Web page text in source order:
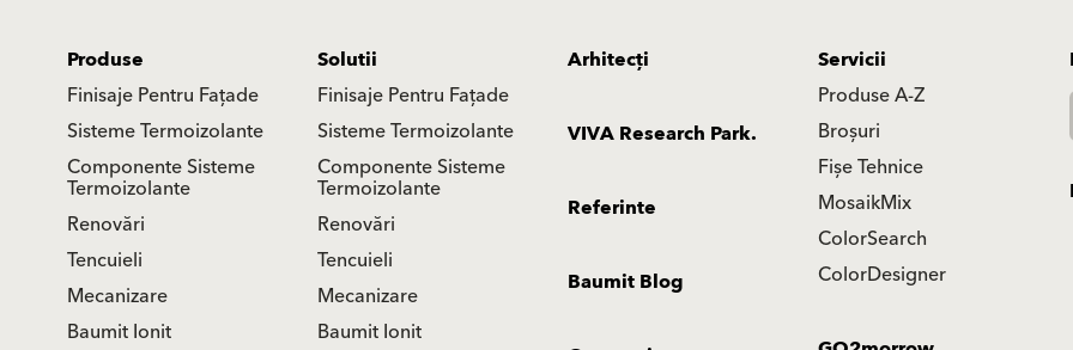
Produse
Finisaje Pentru Fațade
Sisteme Termoizolante
Componente Sisteme
Termoizolante
Renovări
Tencuieli
Mecanizare
Baumit Ionit
Solutii
Finisaje Pentru Fațade
Sisteme Termoizolante
Componente Sisteme
Termoizolante
Renovări
Tencuieli
Mecanizare
Baumit Ionit
Arhitecți
Servicii
Produse A-Z
Broșuri
Fișe Tehnice
MosaikMix
ColorSearch
ColorDesigner
VIVA Research Park.
Referinte
Baumit Blog